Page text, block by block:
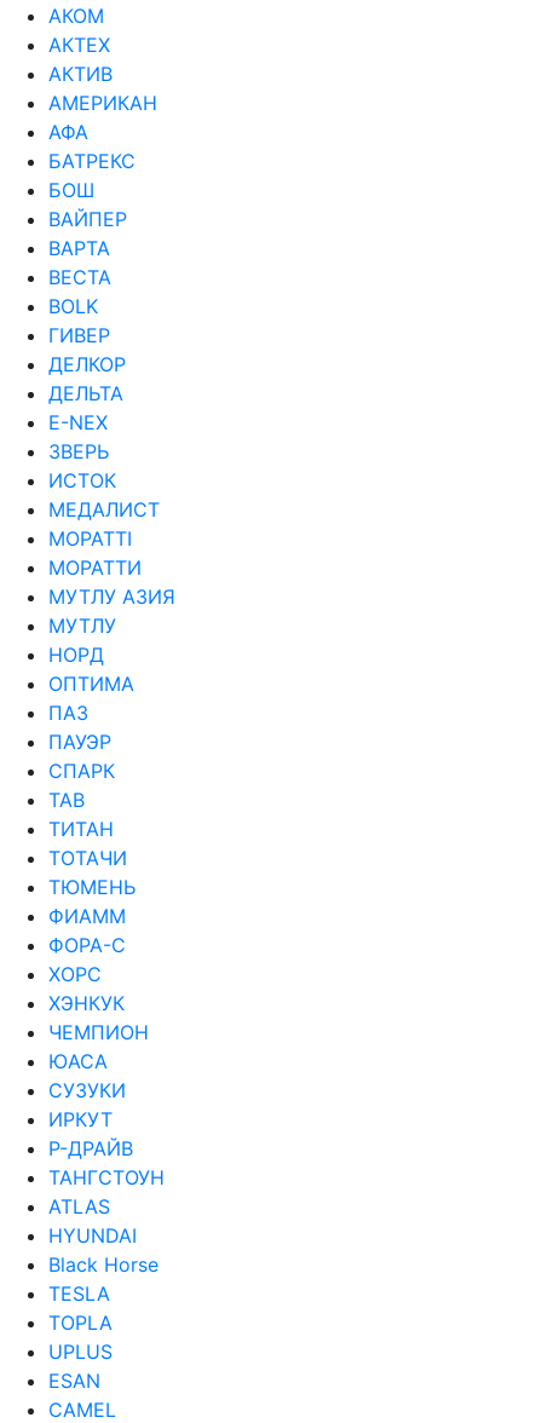
АКОМ
АКТЕХ
АКТИВ
АМЕРИКАН
АФА
БАТРЕКС
БОШ
ВАЙПЕР
ВАРТА
ВЕСТА
ВОLK
ГИВЕР
ДЕЛКОР
ДЕЛЬТА
Е-NEX
ЗВЕРЬ
ИСТОК
МЕДАЛИСТ
МОРАТТI
МОРАТТИ
МУТЛУ АЗИЯ
МУТЛУ
НОРД
ОПТИМА
ПАЗ
ПАУЭР
СПАРК
ТАВ
ТИТАН
ТОТАЧИ
ТЮМЕНЬ
ФИАММ
ФОРА-С
ХОРС
ХЭНКУК
ЧЕМПИОН
ЮАСА
СУЗУКИ
ИРКУТ
Р-ДРАЙВ
ТАНГСТОУН
ATLAS
HYUNDAI
Black Horse
TESLA
TOPLA
UPLUS
ESAN
CAMEL